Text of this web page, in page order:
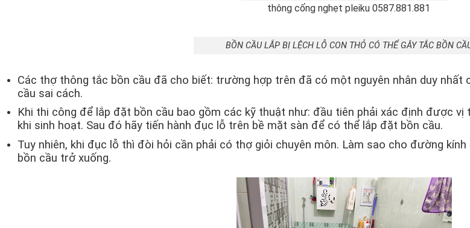
thông cống nghẹt pleiku 0587.881.881
BỒN CẦU LẮP BỊ LỆCH LỖ CON THỎ CÓ THỂ GÂY TẮC BỒN
Các thợ thông tắc bồn cầu đã cho biết: trường hợp trên đã có một nguyên nhân duy nhất
cầu sai cách.
Khi thi công để lắp đặt bồn cầu bao gồm các kỹ thuật như: đầu tiên phải xác định được
khi sinh hoạt. Sau đó hãy tiến hành đục lỗ trên bề mặt sàn để có thể lắp đặt bồn cầu.
Tuy nhiên, khi đục lỗ thì đòi hỏi cần phải có thợ giỏi chuyên môn. Làm sao cho đường
bồn cầu trở xuống.